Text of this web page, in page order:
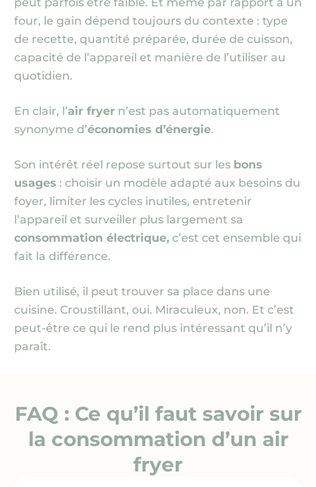
four, le gain dépend toujours du contexte : type
de recette, quantité préparée, durée de cuisson,
capacité de l’appareil et manière de l’utiliser au
quotidien.
En clair, l’air fryer n’est pas automatiquement
synonyme d’économies d’énergie.
Son intérêt réel repose surtout sur les bons
usages : choisir un modèle adapté aux besoins du
foyer, limiter les cycles inutiles, entretenir
l’appareil et surveiller plus largement sa
consommation électrique, c’est cet ensemble qui
fait la différence.
Bien utilisé, il peut trouver sa place dans une
cuisine. Croustillant, oui. Miraculeux, non. Et c’est
peut-être ce qui le rend plus intéressant qu’il n’y
paraît.
FAQ : Ce qu’il faut savoir sur
la consommation d’un air
fryer